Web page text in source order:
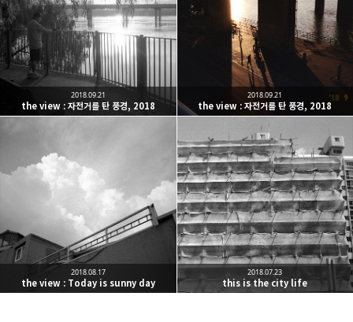
One must imagine Sisyphus happy.
구독하기
카카오톡 라인 트위터
the view : 자전거를 탄 풍경, 2018
2018.09.21
the view : 자전거를 탄 풍경, 2018
2018.09.21
the view : Today is sunny day
2018.08.17
this is the city life
2018.07.23